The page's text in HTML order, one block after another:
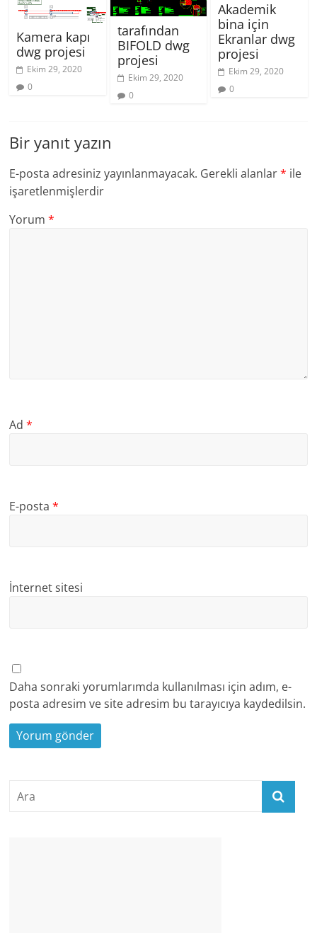
Kamera kapı
dwg projesi
Ekim 29, 2020
0
tarafından
BIFOLD dwg
projesi
Ekim 29, 2020
0
Akademik
bina için
Ekranlar dwg
projesi
Ekim 29, 2020
0
Bir yanıt yazın
E-posta adresiniz yayınlanmayacak. Gerekli alanlar* ile
işaretlenmişlerdir
Yorum*
Ad*
E-posta*
İnternet sitesi
Daha sonraki yorumlarımda kullanılması için adım, e-
posta adresim ve site adresim bu tarayıcıya kaydedilsin.